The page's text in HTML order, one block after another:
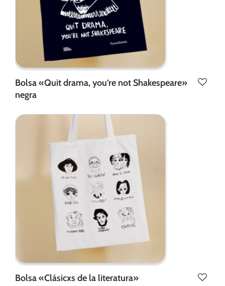
Bolsa «Quit drama, you’re not Shakespeare»
negra
Bolsa «Clásicxs de la literatura»